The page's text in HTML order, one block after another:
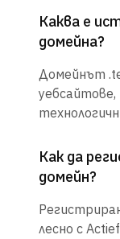
Каква е
домейна?
Домейнът
Как да
домейн?
лесно с